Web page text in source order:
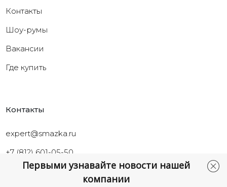
Первыми узнавайте новости нашей
компании
Контакты
Шоу-румы
Вакансии
Где купить
Контакты
expert@smazka.ru
+7 (812) 601-05-50
Санкт-Петербург,
ул.Промышленная, д.40а